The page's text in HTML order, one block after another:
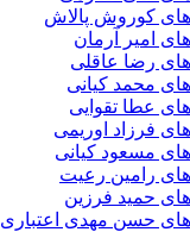
های کوروش پالاش
امیر آرمان
های رضا عاقلی
های محمد کیانی
های عطا تقوایی
های فرزاد اوریمی
های مسعود کیانی
های رامین رعیت
های حمید فرزین
های حسن مهدی اعتباری